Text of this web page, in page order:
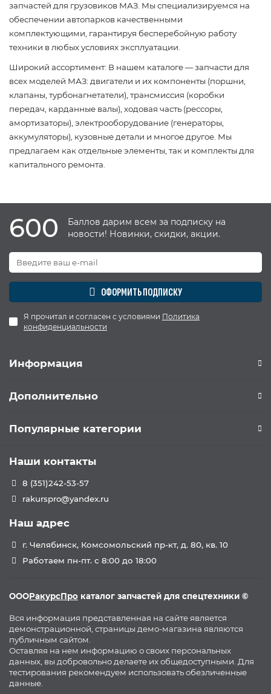
запчастей для грузовиков МАЗ. Мы специализируемся на
обеспечении автопарков качественными
комплектующими, гарантируя бесперебойную работу
техники в любых условиях эксплуатации.
Широкий ассортимент: В нашем каталоге — запчасти для
всех моделей МАЗ: двигатели и их компоненты (поршни,
клапаны, турбонагнетатели), трансмиссия (коробки
передач, карданные валы), ходовая часть (рессоры,
амортизаторы), электрооборудование (генераторы,
аккумуляторы), кузовные детали и многое другое. Мы
предлагаем как отдельные элементы, так и комплекты для
капитального ремонта.
600
Баллов дарим всем за подписку на
новости! Новинки, скидки, акции.
ОФОРМИТЬ ПОДПИСКУ
Я прочитал и согласен с условиями Политика
конфиденциальности
Информация
Дополнительно
Популярные категории
Наши контакты
8 (351)242-53-57
rakurspro@yandex.ru
Наш адрес
г. Челябинск, Комсомольский пр-кт, д. 80, кв. 10
Работаем пн-пт. с 8:00 до 18:00
ОООРакурсПро каталог запчастей для спецтехники ©
Вся информация представленная на сайте является
демонстрационной, страницы демо-магазина являются
публичным сайтом.
Оставляя на нем информацию о своих персональных
данных, вы добровольно делаете их общедоступными. Для
тестирования рекомендуем использовать обезличенные
данные.